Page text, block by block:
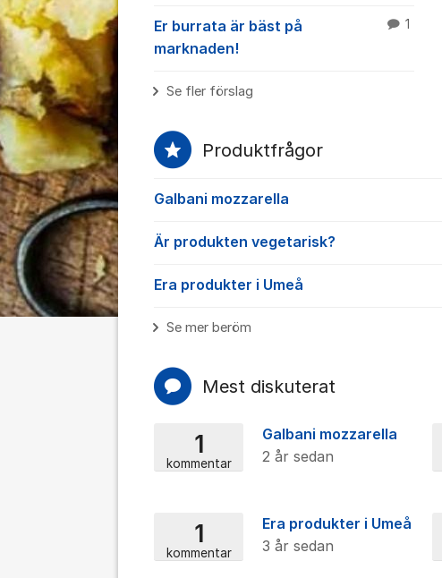
Er burrata är bäst på
marknaden!
1
Se fler förslag
Produktfrågor
Galbani mozzarella
Är produkten vegetarisk?
Era produkter i Umeå
Se mer beröm
Mest diskuterat
Galbani mozzarella
2 år sedan
1
kommentar
Era produkter i Umeå
3 år sedan
1
kommentar